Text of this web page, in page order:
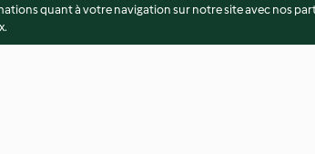
quant à votre navigation sur notre site avec nos